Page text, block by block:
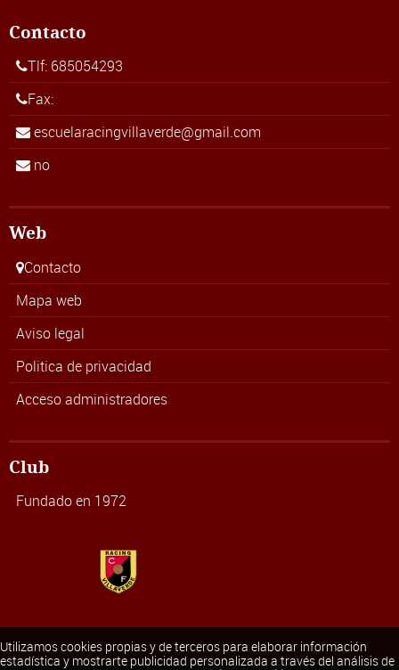
Contacto
Tlf: 685054293
Fax:
escuelaracingvillaverde@gmail.com
no
Web
Contacto
Mapa web
Aviso legal
Politica de privacidad
Acceso administradores
Club
Fundado en 1972
Utilizamos cookies propias y de terceros para elaborar información
estadística y mostrarte publicidad personalizada a través del análisis de